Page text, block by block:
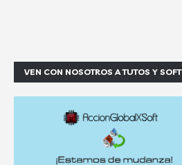
VEN CON NOSOTROS A TUTOS Y SOFT